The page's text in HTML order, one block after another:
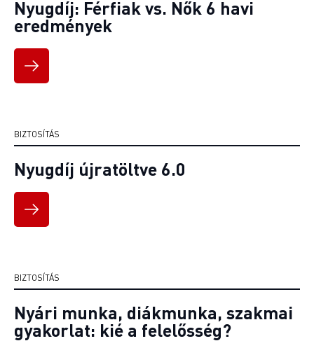
Nyugdíj: Férfiak vs. Nők 6 havi
eredmények
BIZTOSÍTÁS
Nyugdíj újratöltve 6.0
BIZTOSÍTÁS
Nyári munka, diákmunka, szakmai
gyakorlat: kié a felelősség?